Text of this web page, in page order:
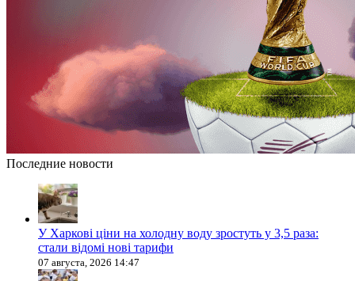
Последние новости
У Харкові ціни на холодну воду зростуть у 3,5 раза:
стали відомі нові тарифи
07 августа, 2026 14:47